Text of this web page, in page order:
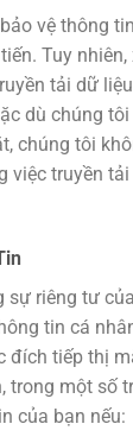
vệ thông
Tuy
tải dữ
dù chúng
chúng tôi
việc truyền
sự riêng tư
tin cá
đích tiếp thị
trong một số
của bạn nếu: